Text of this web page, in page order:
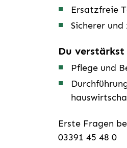
Ersatzfreie
Sicherer
Du verstärkst
Pflege und
Erste Fragen
03391 45 48 0